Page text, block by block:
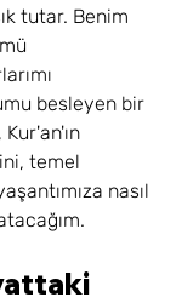
tutar. Benim
besleyen bir
temel
nasıl